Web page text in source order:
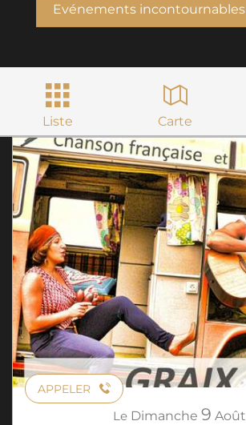
Evénements incontournables
Liste Carte
APPELER
Le Dimanche 9 Août